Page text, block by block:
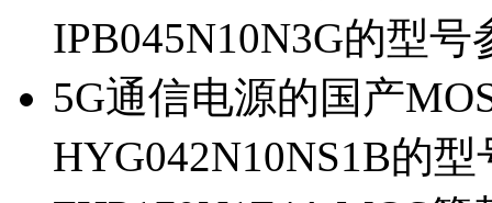
IPB045N10N3G的型号
5G通信电源的国产
HYG042N10NS1B的